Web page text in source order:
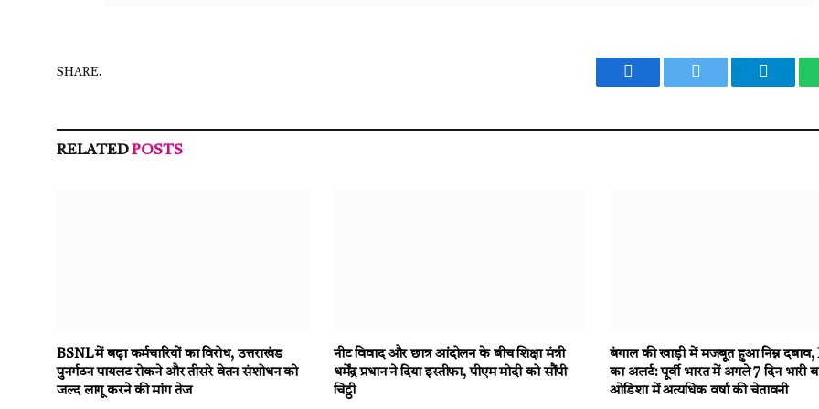
SHARE.
FacebookTwitter
RELATEDPOSTS
BSNL में बढ़ा कर्मचारियों का विरोध, उत्तराखंड
पुनर्गठन पायलट रोकने और तीसरे वेतन संशोधन को
जल्द लागू करने की मांग तेज
नीट विवाद और छात्र आंदोलन के बीच शिक्षा मंत्री
धर्मेंद्र प्रधान ने दिया इस्तीफा, पीएम मोदी को सौंपी
चिट्ठी
बंगाल की खाड़ी में मजबूत हुआ निम्न
का अलर्ट: पूर्वी भारत में अगले 7 दिन भारी
ओडिशा में अत्यधिक वर्षा की चेतावनी